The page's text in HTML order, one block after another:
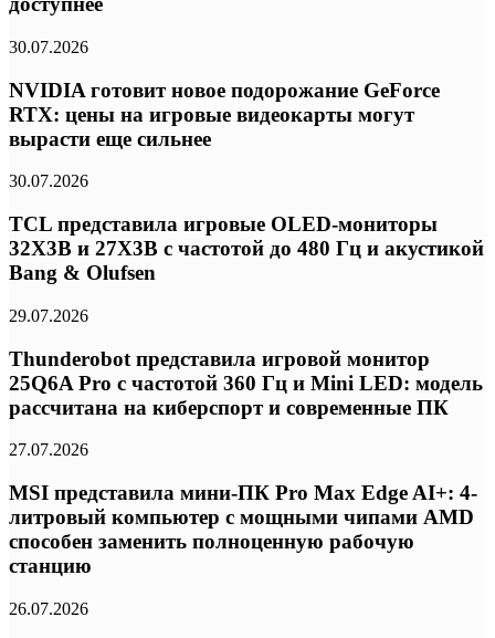
30.07.2026
NVIDIA готовит новое подорожание GeForce
RTX: цены на игровые видеокарты могут
вырасти еще сильнее
30.07.2026
TCL представила игровые OLED-мониторы
32X3B и 27X3B с частотой до 480 Гц и акустикой
Bang & Olufsen
29.07.2026
Thunderobot представила игровой монитор
25Q6A Pro с частотой 360 Гц и Mini LED: модель
рассчитана на киберспорт и современные ПК
27.07.2026
MSI представила мини-ПК Pro Max Edge AI+: 4-
литровый компьютер с мощными чипами AMD
способен заменить полноценную рабочую
станцию
26.07.2026